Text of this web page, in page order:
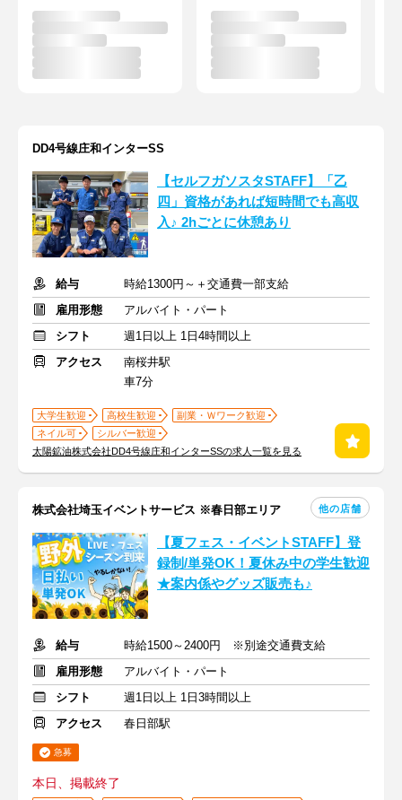
DD4号線庄和インターSS
【セルフガソスタSTAFF】「乙
四」資格があれば短時間でも高収
入♪ 2hごとに休憩あり
給与
時給1300円～＋交通費一部支給
雇用形態
アルバイト・パート
シフト
週1日以上 1日4時間以上
アクセス
南桜井駅
車7分
大学生歓迎 高校生歓迎
副業・Ｗワーク歓迎
ネイル可
シルバー歓迎
太陽鉱油株式会社DD4号線庄和インターSSの求人一覧を見る
株式会社埼玉イベントサービス ※春日部エリア 他の店舗
【夏フェス・イベントSTAFF】登
録制/単発OK！夏休み中の学生歓迎
★案内係やグッズ販売も♪
給与
時給1500～2400円 ※別途交通費支給
雇用形態
アルバイト・パート
シフト
週1日以上 1日3時間以上
アクセス
春日部駅
急募
本日、掲載終了